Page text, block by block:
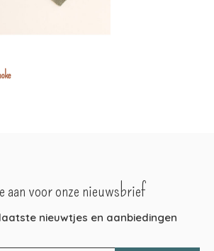
aan voor onze nieuwsbrief
nieuwtjes en aanbiedingen